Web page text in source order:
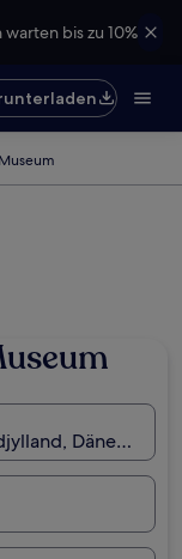
bis zu 10%
Dänemark